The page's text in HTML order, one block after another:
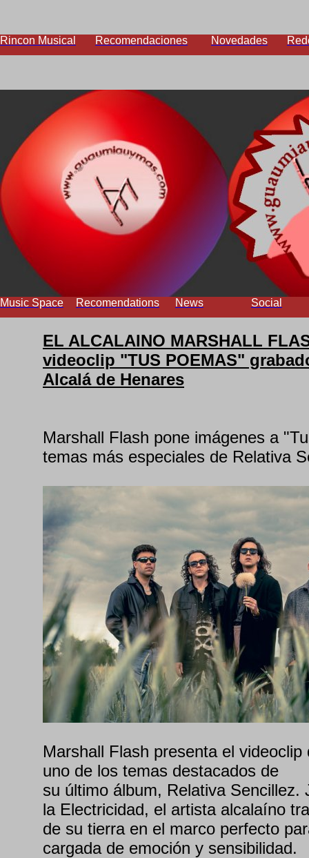
Rincon Musical Recomendaciones Novedades
Music Space Recomendations News Social
EL ALCALAINO MARSHALL
videoclip "TUS POEMAS"
Alcalá de Henares
Marshall Flash pone imágenes a
temas más especiales de Relativa
Marshall Flash presenta el
uno de los temas destacados de
su último álbum, Relativa Sencillez.
la Electricidad, el artista alcalaíno
de su tierra en el marco perfecto
cargada de emoción y sensibilidad.